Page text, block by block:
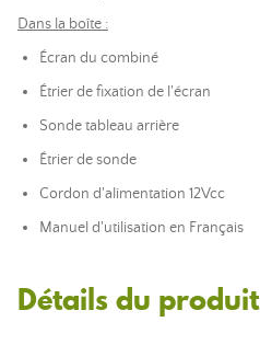
Dans la boîte :
Écran du combiné
Étrier de fixation de l'écran
Sonde tableau arrière
Étrier de sonde
Cordon d'alimentation 12Vcc
Manuel d'utilisation en Français
Détails du produit